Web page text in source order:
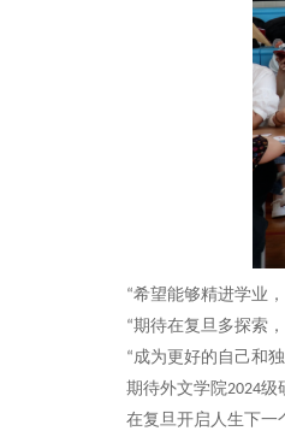
“希望能够精进学业
“期待在复旦多探索
“成为更好的自己和
期待外文学院2024级
在复旦开启人生下一